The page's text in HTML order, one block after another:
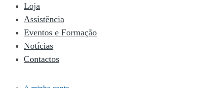
Loja
Assistência
Eventos e Formação
Notícias
Contactos